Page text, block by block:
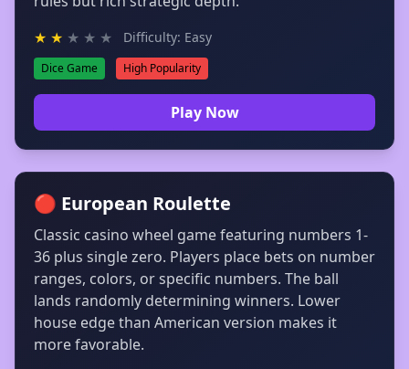
★ ★ ★ ★ ★ Difficulty: Easy
Dice Game High Popularity
Play Now
🔴 European Roulette
Classic casino wheel game featuring numbers 1-
36 plus single zero. Players place bets on number
ranges, colors, or specific numbers. The ball
lands randomly determining winners. Lower
house edge than American version makes it
more favorable.